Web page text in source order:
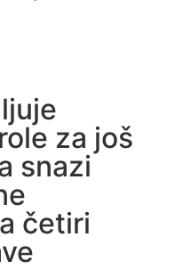
za još
snazi
četiri